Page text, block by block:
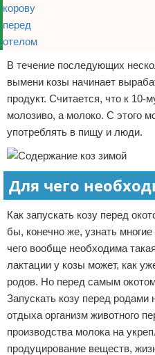
В течение последующих
вымени козы начинает
продукт. Считается, что к
молозиво, а молоко. С этого
употреблять в пищу и люди.
Для чего
Как запускать козу перед
бы, конечно же, узнать
чего вообще необходима
лактации у козы может, как
родов. Но перед самым
Запускать козу перед
отдыха организм животного
производства молока на
продуцирование веществ,